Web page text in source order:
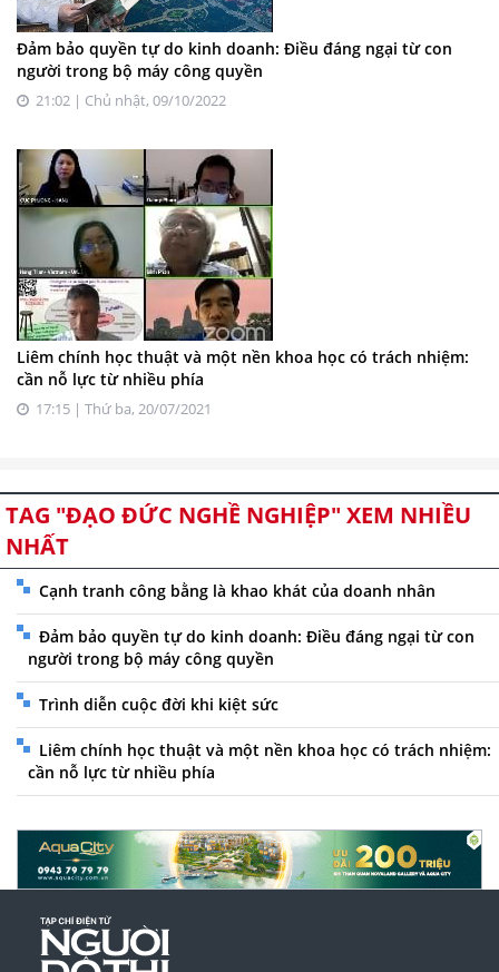
Đảm bảo quyền tự do kinh doanh: Điều đáng ngại từ con
người trong bộ máy công quyền
21:02 | Chủ nhật, 09/10/2022
Liêm chính học thuật và một nền khoa học có trách nhiệm:
cần nỗ lực từ nhiều phía
17:15 | Thứ ba, 20/07/2021
TAG "ĐẠO ĐỨC NGHỀ NGHIỆP" XEM NHIỀU
NHẤT
Cạnh tranh công bằng là khao khát của doanh nhân
Đảm bảo quyền tự do kinh doanh: Điều đáng ngại từ con
người trong bộ máy công quyền
Trình diễn cuộc đời khi kiệt sức
Liêm chính học thuật và một nền khoa học có trách nhiệm:
cần nỗ lực từ nhiều phía